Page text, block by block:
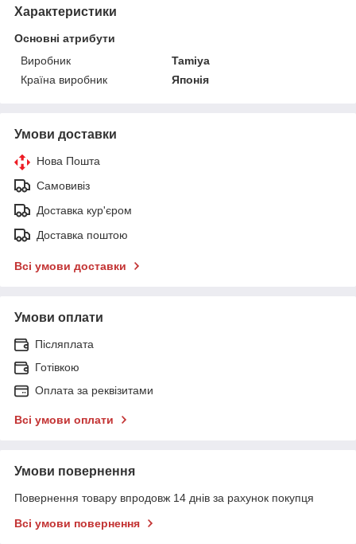
Характеристики
Основні атрибути
Виробник
Tamiya
Країна виробник
Японія
Умови доставки
Нова Пошта
Самовивіз
Доставка кур'єром
Доставка поштою
Всі умови доставки
Умови оплати
Післяплата
Готівкою
Оплата за реквізитами
Всі умови оплати
Умови повернення
Повернення товару впродовж 14 днів за рахунок покупця
Всі умови повернення